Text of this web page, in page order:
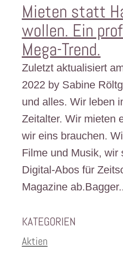
Mieten statt
wollen. Ein
Mega-Trend.
Zuletzt aktualisiert
2022 by Sabine
und alles. Wir leben
Zeitalter. Wir mieten
wir eins brauchen.
Filme und Musik, wir
Digital-Abos für
Magazine
KATEGORIEN
Aktien